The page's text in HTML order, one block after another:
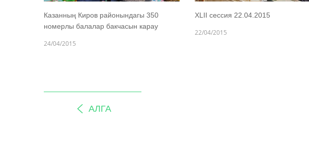
Казанның Киров районындагы 350
номерлы балалар бакчасын карау
24/04/2015
XLII сессия 22.04.2015
22/04/2015
АЛГА